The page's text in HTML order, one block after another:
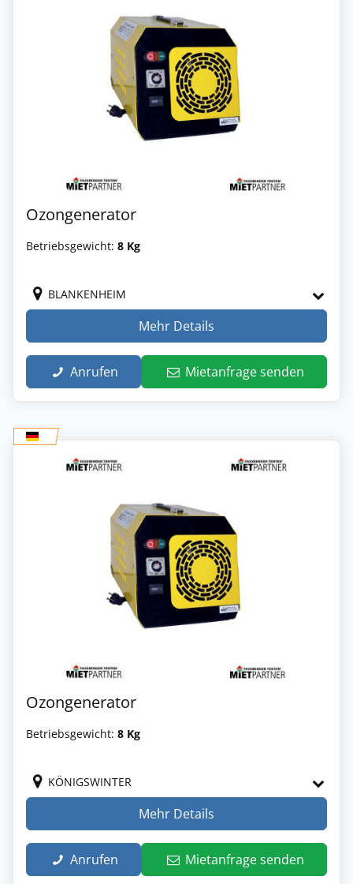
Ozongenerator
Betriebsgewicht: 8 Kg
BLANKENHEIM
Mehr Details
Anrufen Mietanfrage senden
Ozongenerator
Betriebsgewicht: 8 Kg
KÖNIGSWINTER
Mehr Details
Anrufen Mietanfrage senden